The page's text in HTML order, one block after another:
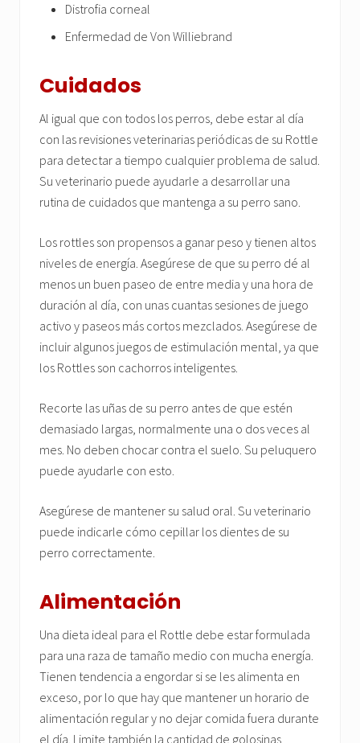
Distrofia corneal
Enfermedad de Von Williebrand
Cuidados
Al igual que con todos los perros, debe estar al día
con las revisiones veterinarias periódicas de su Rottle
para detectar a tiempo cualquier problema de salud.
Su veterinario puede ayudarle a desarrollar una
rutina de cuidados que mantenga a su perro sano.
Los rottles son propensos a ganar peso y tienen altos
niveles de energía. Asegúrese de que su perro dé al
menos un buen paseo de entre media y una hora de
duración al día, con unas cuantas sesiones de juego
activo y paseos más cortos mezclados. Asegúrese de
incluir algunos juegos de estimulación mental, ya que
los Rottles son cachorros inteligentes.
Recorte las uñas de su perro antes de que estén
demasiado largas, normalmente una o dos veces al
mes. No deben chocar contra el suelo. Su peluquero
puede ayudarle con esto.
Asegúrese de mantener su salud oral. Su veterinario
puede indicarle cómo cepillar los dientes de su
perro correctamente.
Alimentación
Una dieta ideal para el Rottle debe estar formulada
para una raza de tamaño medio con mucha energía.
Tienen tendencia a engordar si se les alimenta en
exceso, por lo que hay que mantener un horario de
alimentación regular y no dejar comida fuera durante
el día. Limite también la cantidad de golosinas